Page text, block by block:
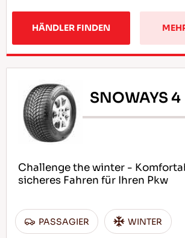
HÄNDLER FINDEN
SNOWAYS 4
Challenge the winter -
sicheres Fahren für Ihren Pkw
PASSAGIER WINTER